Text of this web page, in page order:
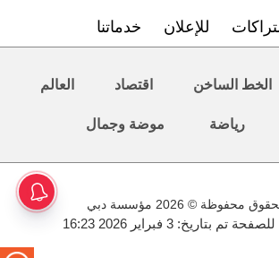
للإعلان خدماتنا
الخط الساخن اقتصاد العالم
رياضة موضة وجمال
محفوظة © 2026 مؤسسة دبي
بتاريخ: 3 فبراير 2026 16:23